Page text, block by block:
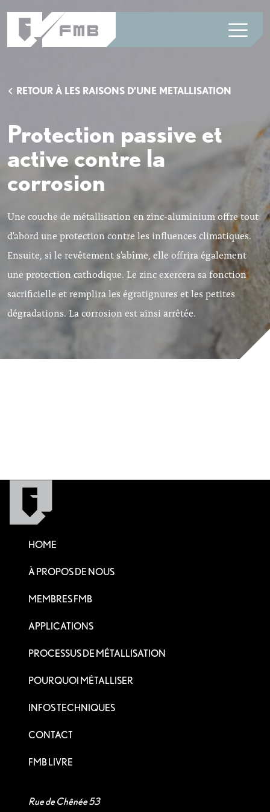
RETOUR À LES RAISONS D’UNE METALLISATION
Protection passive et
active contre la
corrosion
Une couche de métallisation en zinc-aluminium offre tout
d'abord une protection contre les influences climatiques.
Ensuite, si le revêtement s'abîme, elle offrira également
une protection cathodique. Le zinc exercera sa fonction
sacrificielle et remplira les égratignures et les petites
dégradations. La corrosion est ainsi arrêtée.
HOME
À PROPOS DE NOUS
MEMBRES FMB
APPLICATIONS
PROCESSUS DE MÉTALLISATION
POURQUOI MÉTALLISER
INFOS TECHNIQUES
CONTACT
FMB LIVRE
Rue de Chênée 53